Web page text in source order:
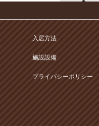
入居方法
施設設備
プライバシーポリシー